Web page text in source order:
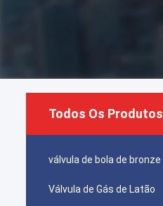
Todos Os Produtos
válvula de bola de bronze
Válvula de Gás de Latão